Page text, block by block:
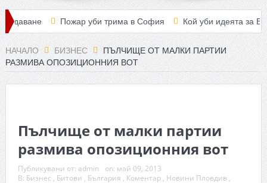
Пожар уби трима в София Кой уби идеята за България ?
на училище
НАЧАЛО БИЗНЕС
ПЪЛЧИЩЕ ОТ МАЛКИ ПАРТИИ
РАЗМИВА ОПОЗИЦИОННИЯ ВОТ
Пълчище от малки партии
размива опозиционния вот
Публикувани от: admin on: май 09, 2013
В: Бизнес , Битови , България , Коментар, Новини Пловдив ,